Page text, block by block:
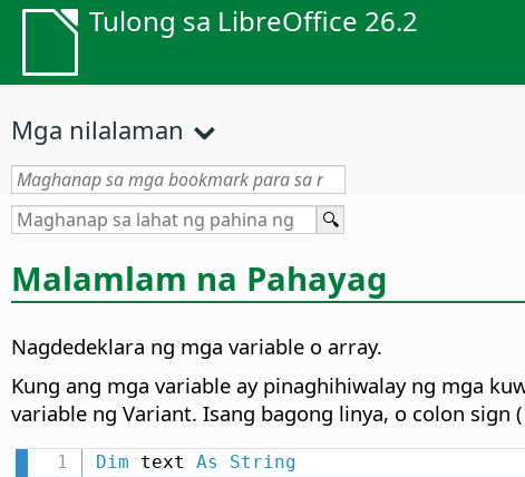
Tulong sa LibreOffice 26.2
Mga nilalaman
Malamlam na Pahayag
Nagdedeklara ng mga variable o array.
Kung ang mga variable ay pinaghihiwalay ng mga
variable ng Variant. Isang bagong linya, o colon sign (
Dim text As
String